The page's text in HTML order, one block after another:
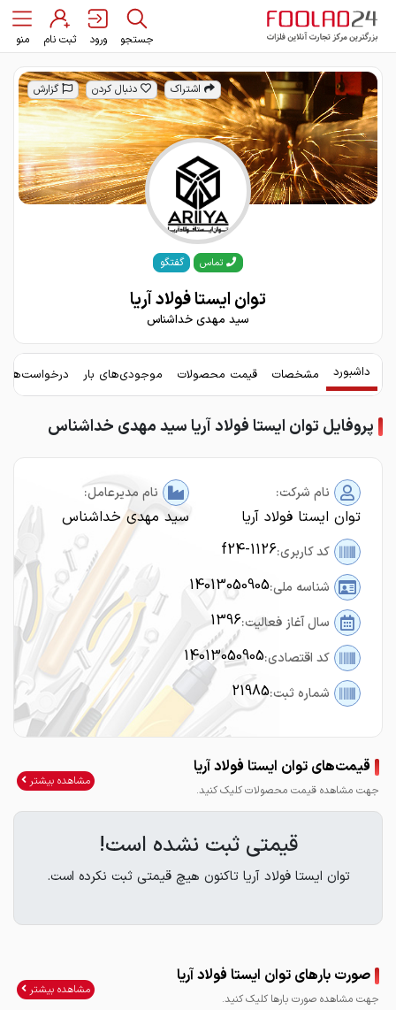
جستجو ورود ثبت نام منو
اشتراک دنبال کردن گزارش
تماس گفتگو
توان ایستا فولاد آریا
سید مهدی خداشناس
داشبورد مشخصات قیمت محصولات موجودی‌های بار
پروفایل توان ایستا فولاد آریا سید مهدی خداشناس
نام شرکت:
توان ایستا فولاد آریا
نام مدیرعامل:
سید مهدی خداشناس
کد کاربری:f24-1126
شناسه ملی:14013050905
سال آغاز فعالیت:1396
کد اقتصادی:14013050905
شماره ثبت:21985
قیمت‌های توان ایستا فولاد آریا
جهت مشاهده قیمت محصولات کلیک کنید.
مشاهده بیشتر
قیمتی ثبت نشده است!
توان ایستا فولاد آریا تاکنون هیچ قیمتی ثبت نکرده است.
صورت بارهای توان ایستا فولاد آریا
جهت مشاهده صورت بارها کلیک کنید.
مشاهده بیشتر